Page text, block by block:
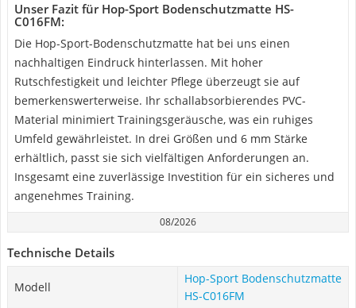
Unser Fazit für Hop-Sport Bodenschutzmatte HS-
C016FM:
Die Hop-Sport-Bodenschutzmatte hat bei uns einen
nachhaltigen Eindruck hinterlassen. Mit hoher
Rutschfestigkeit und leichter Pflege überzeugt sie auf
bemerkenswerterweise. Ihr schallabsorbierendes PVC-
Material minimiert Trainingsgeräusche, was ein ruhiges
Umfeld gewährleistet. In drei Größen und 6 mm Stärke
erhältlich, passt sie sich vielfältigen Anforderungen an.
Insgesamt eine zuverlässige Investition für ein sicheres und
angenehmes Training.
08/2026
Technische Details
Modell
Hop-Sport Bodenschutzmatte
HS-C016FM